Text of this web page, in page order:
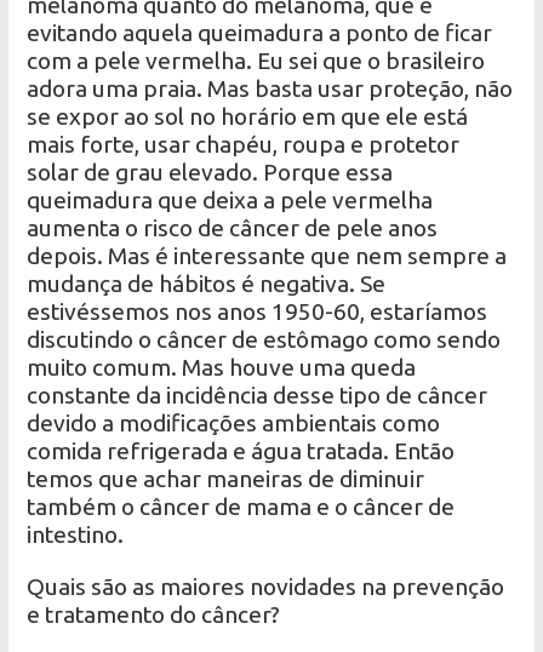
melanoma quanto do melanoma, que é
evitando aquela queimadura a ponto de ficar
com a pele vermelha. Eu sei que o brasileiro
adora uma praia. Mas basta usar proteção, não
se expor ao sol no horário em que ele está
mais forte, usar chapéu, roupa e protetor
solar de grau elevado. Porque essa
queimadura que deixa a pele vermelha
aumenta o risco de câncer de pele anos
depois. Mas é interessante que nem sempre a
mudança de hábitos é negativa. Se
estivéssemos nos anos 1950-60, estaríamos
discutindo o câncer de estômago como sendo
muito comum. Mas houve uma queda
constante da incidência desse tipo de câncer
devido a modificações ambientais como
comida refrigerada e água tratada. Então
temos que achar maneiras de diminuir
também o câncer de mama e o câncer de
intestino.
Quais são as maiores novidades na prevenção
e tratamento do câncer?